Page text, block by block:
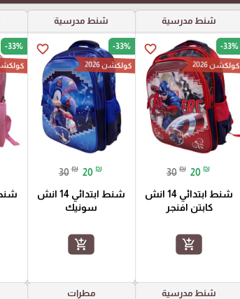
شنط مدرسية
favorite_border -33%
كولكشن 2026
30 ₪ 20 ₪
شنط ابتدائي 14 انش
كابتن افنجر
add_shopping_cart
شنط مدرسية
favorite_border -33%
كولكشن 2026
30 ₪ 20 ₪
شنط ابتدائي 14 انش
سونيك
add_shopping_cart
-33%
كولكشن
شنط مدرسية مطرات